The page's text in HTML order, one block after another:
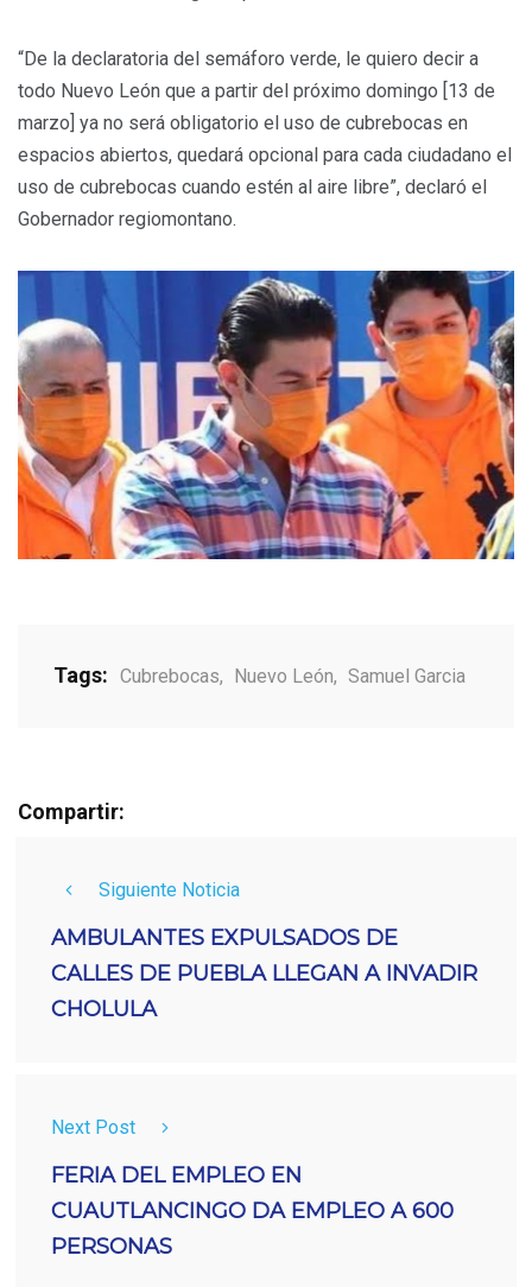
“De la declaratoria del semáforo verde, le quiero decir a
todo Nuevo León que a partir del próximo domingo [13 de
marzo] ya no será obligatorio el uso de cubrebocas en
espacios abiertos, quedará opcional para cada ciudadano el
uso de cubrebocas cuando estén al aire libre”, declaró el
Gobernador regiomontano.
Tags: Cubrebocas, Nuevo León, Samuel Garcia
Compartir:
Siguiente Noticia
AMBULANTES EXPULSADOS DE
CALLES DE PUEBLA LLEGAN A INVADIR
CHOLULA
Next Post
FERIA DEL EMPLEO EN
CUAUTLANCINGO DA EMPLEO A 600
PERSONAS